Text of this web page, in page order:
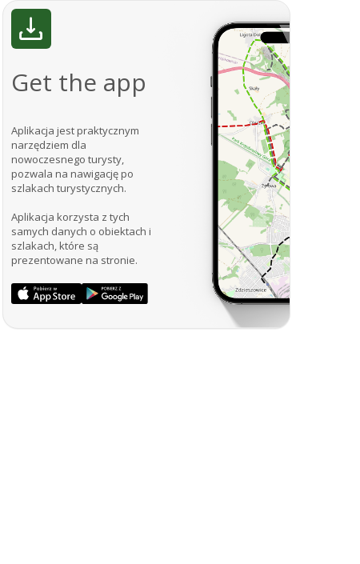
Get the app
Aplikacja jest praktycznym
narzędziem dla
nowoczesnego turysty,
pozwala na nawigację po
szlakach turystycznych.
Aplikacja korzysta z tych
samych danych o obiektach i
szlakach, które są
prezentowane na stronie.